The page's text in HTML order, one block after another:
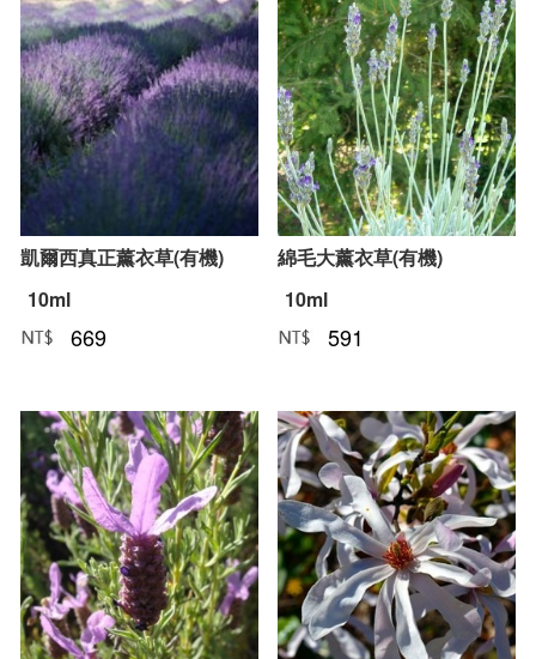
凱爾西真正薰衣草(有機)
10ml
NT﹕
669
綿毛大薰衣草(有機)
10ml
NT﹕
591